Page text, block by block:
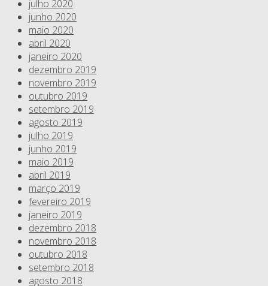
julho 2020
junho 2020
maio 2020
abril 2020
janeiro 2020
dezembro 2019
novembro 2019
outubro 2019
setembro 2019
agosto 2019
julho 2019
junho 2019
maio 2019
abril 2019
março 2019
fevereiro 2019
janeiro 2019
dezembro 2018
novembro 2018
outubro 2018
setembro 2018
agosto 2018